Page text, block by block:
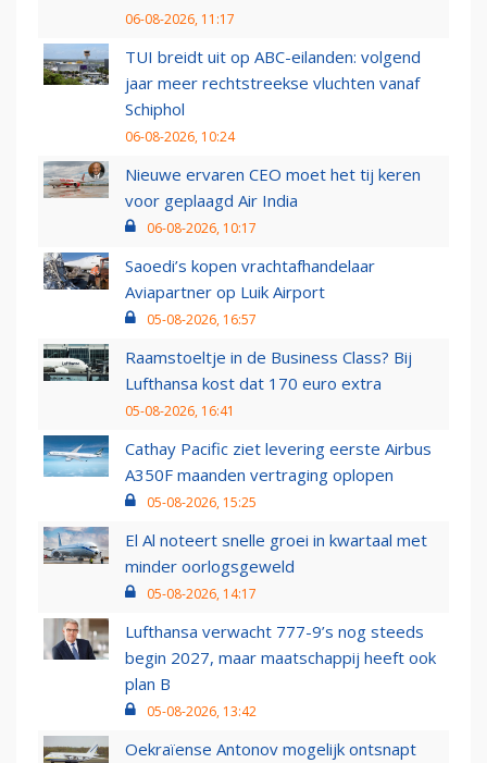
06-08-2026, 11:17
TUI breidt uit op ABC-eilanden: volgend
jaar meer rechtstreekse vluchten vanaf
Schiphol
06-08-2026, 10:24
Nieuwe ervaren CEO moet het tij keren
voor geplaagd Air India
06-08-2026, 10:17
Saoedi’s kopen vrachtafhandelaar
Aviapartner op Luik Airport
05-08-2026, 16:57
Raamstoeltje in de Business Class? Bij
Lufthansa kost dat 170 euro extra
05-08-2026, 16:41
Cathay Pacific ziet levering eerste Airbus
A350F maanden vertraging oplopen
05-08-2026, 15:25
El Al noteert snelle groei in kwartaal met
minder oorlogsgeweld
05-08-2026, 14:17
Lufthansa verwacht 777-9’s nog steeds
begin 2027, maar maatschappij heeft ook
plan B
05-08-2026, 13:42
Oekraïense Antonov mogelijk ontsnapt